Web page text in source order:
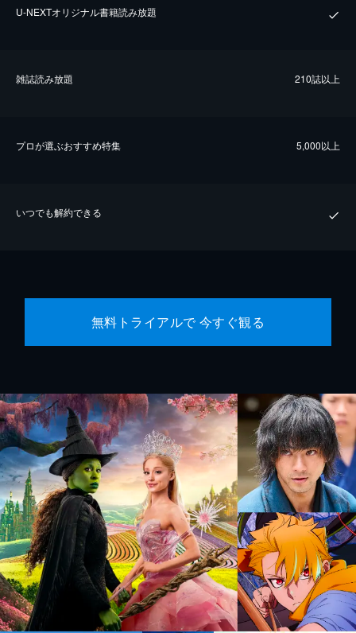
U-NEXTオリジナル書籍読み放題
雑誌読み放題 210誌以上
プロが選ぶおすすめ特集 5,000以上
いつでも解約できる
無料トライアルで 今すぐ観る